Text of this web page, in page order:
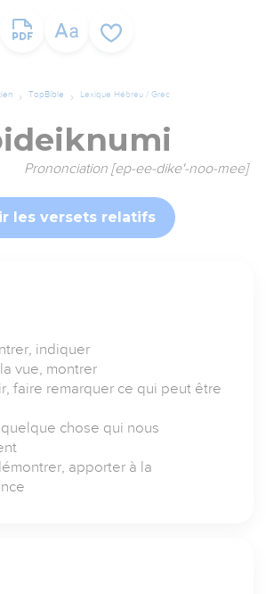
TopBible Lexique Hébreu / Grec
Prononciation [ep-ee-dike'-noo-mee]
les versets relatifs
indiquer
vue, montrer
faire remarquer ce qui peut être
chose qui nous
apporter à la